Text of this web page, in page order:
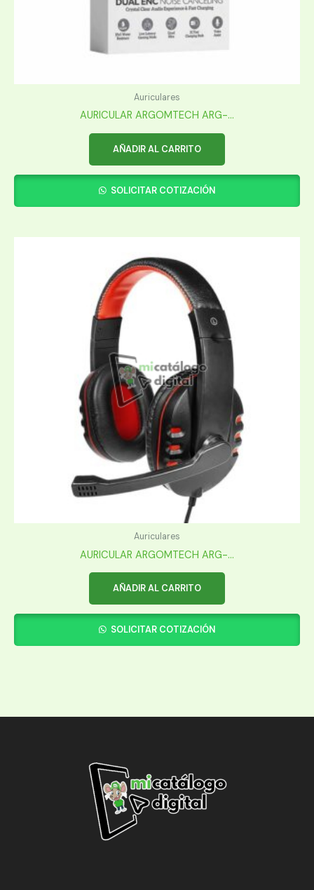
Auriculares
AURICULAR ARGOMTECH ARG-...
AÑADIR AL CARRITO
SOLICITAR COTIZACIÓN
Auriculares
AURICULAR ARGOMTECH ARG-...
AÑADIR AL CARRITO
SOLICITAR COTIZACIÓN